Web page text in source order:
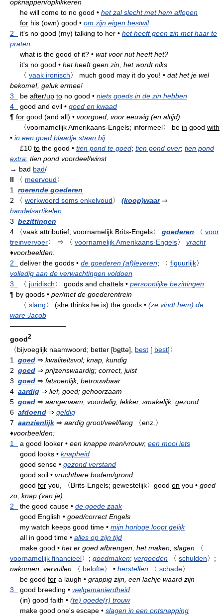
opknappen/opkikkeren
he will come to no good • het zal slecht met hem aflopen
for his (own) good • om zijn eigen bestwil
2
it's no good (my) talking to her • het heeft geen zin met haar te
praten
what is the good of it? • wat voor nut heeft het?
it's no good • het heeft geen zin, het wordt niks
〈 vaak ironisch〉 much good may it do you! • dat het je wel
bekome!, geluk ermee!
3
be after/up to no good • niets goeds in de zin hebben
4
good and evil • goed en kwaad
¶ for good (and all) • voorgoed, voor eeuwig (en altijd)
〈voornamelijk Amerikaans-Engels; informeel〉 be in good with
• in een goed blaadje staan bij
£10 to the good • tien pond te goed; tien pond over; tien pond
extra; tien pond voordeel/winst
→ bad bad/
II
〈 meervoud〉
1 roerende goederen
2
〈 werkwoord soms enkelvoud〉 (koop)waar⇒
handelsartikelen
3 bezittingen
4
〈vaak attributief; voornamelijk Brits-Engels〉 goederen 〈 voor
treinvervoer〉 ⇒ 〈 voornamelijk Amerikaans-Engels〉
vracht
♦voorbeelden:
2
deliver the goods • de goederen (af)leveren; 〈 figuurlijk〉
volledig aan de verwachtingen voldoen
3
〈 juridisch〉 goods and chattels • persoonlijke bezittingen
¶ by goods • per/met de goederentrein
〈 slang〉 (she thinks he is) the goods • (ze vindt hem) de
ware Jacob
————————
good2
〈bijvoeglijk naamwoord; better [bettə], best [ best]〉
1
goed ⇒ kwaliteitsvol; knap, kundig
2 goed ⇒ prijzenswaardig; correct, juist
3 goed ⇒ fatsoenlijk, betrouwbaar
4 aardig ⇒ lief, goed; gehoorzaam
5 goed ⇒ aangenaam, voordelig; lekker, smakelijk, gezond
6 afdoend ⇒ geldig
7 aanzienlijk ⇒ aardig groot/veel/lang
〈enz.〉
♦voorbeelden:
1
a good looker • een knappe man/vrouw; een mooi iets
good looks • knapheid
good sense • gezond verstand
good soil • vruchtbare bodem/grond
good for you, 〈Brits-Engels; gewestelijk〉 good on you • goed
zo, knap (van je)
2
the good cause • de goede zaak
good English • goed/correct Engels
my watch keeps good time • mijn horloge loopt gelijk
all in good time • alles op zijn tijd
make good • het er goed afbrengen, het maken, slagen
〈
voornamelijk financieel〉 ; goedmaken; vergoeden 〈 schulden〉 ;
nakomen, vervullen
〈 belofte〉 • herstellen 〈 schade〉
be good for a laugh • grappig zijn, een lachje waard zijn
3
good breeding • welgemanierdheid
(in) good faith • (te) goede(r) trouw
make good one's escape • slagen in een ontsnapping